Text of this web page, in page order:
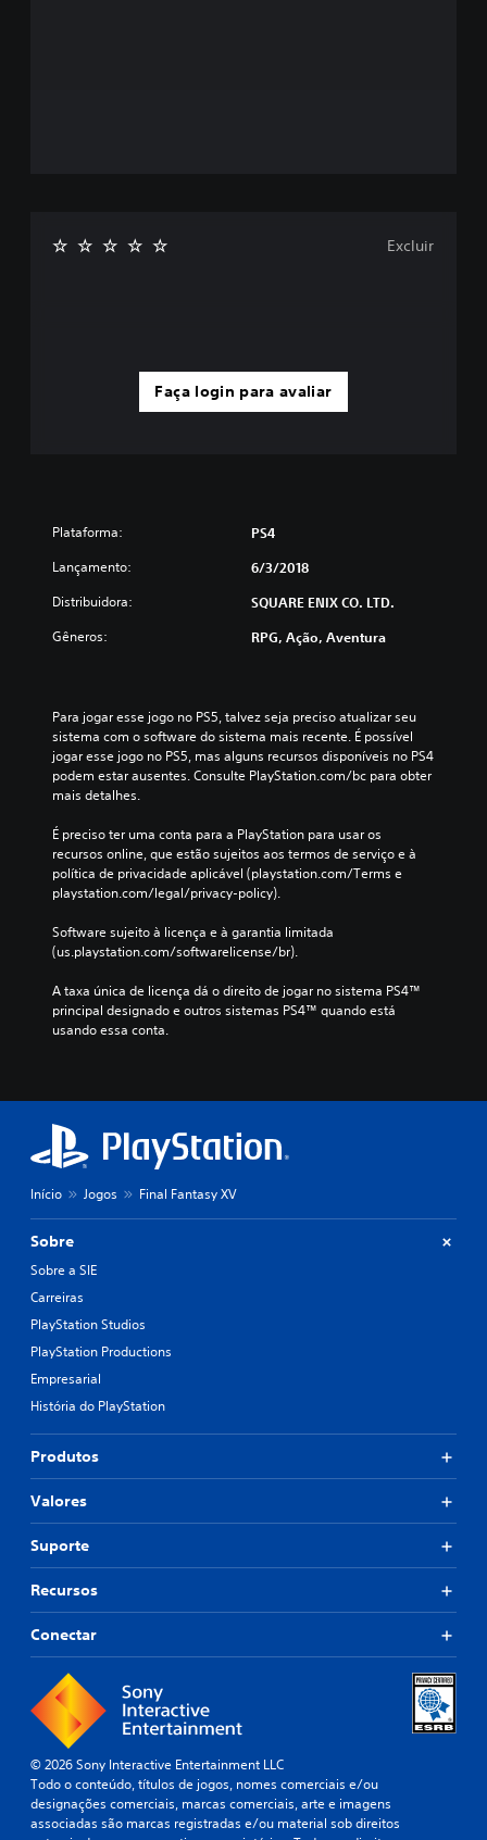
Faça login para avaliar
Excluir
Plataforma: PS4
Lançamento: 6/3/2018
Distribuidora: SQUARE ENIX CO. LTD.
Gêneros: RPG, Ação, Aventura
Para jogar esse jogo no PS5, talvez seja preciso atualizar seu
sistema com o software do sistema mais recente. É possível
jogar esse jogo no PS5, mas alguns recursos disponíveis no PS4
podem estar ausentes. Consulte PlayStation.com/bc para obter
mais detalhes.
É preciso ter uma conta para a PlayStation para usar os
recursos online, que estão sujeitos aos termos de serviço e à
política de privacidade aplicável (playstation.com/Terms e
playstation.com/legal/privacy-policy).
Software sujeito à licença e à garantia limitada
(us.playstation.com/softwarelicense/br).
A taxa única de licença dá o direito de jogar no sistema PS4™
principal designado e outros sistemas PS4™ quando está
usando essa conta.
Início Jogos Final Fantasy XV
Sobre
Sobre a SIE
Carreiras
PlayStation Studios
PlayStation Productions
Empresarial
História do PlayStation
Produtos
Valores
Suporte
Recursos
Conectar
© 2026 Sony Interactive Entertainment LLC
Todo o conteúdo, títulos de jogos, nomes comerciais e/ou
designações comerciais, marcas comerciais, arte e imagens
associadas são marcas registradas e/ou material sob direitos